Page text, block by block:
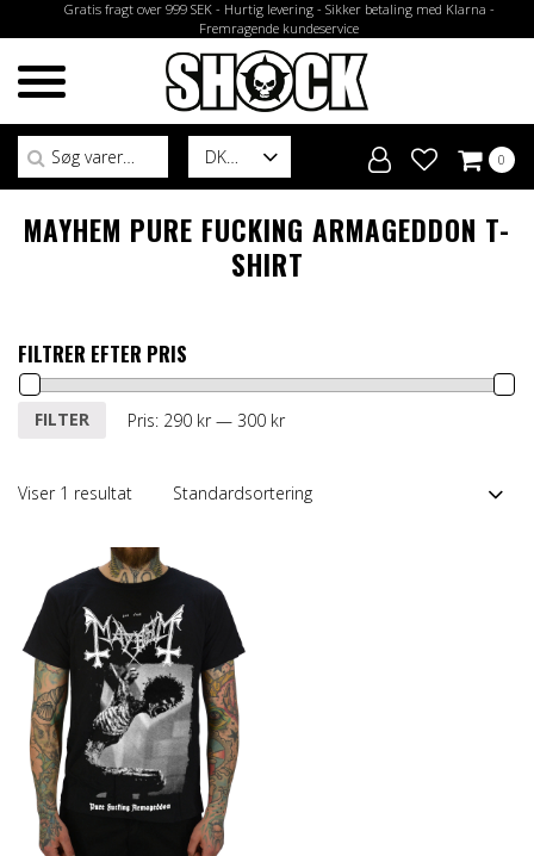
Gratis fragt over 999 SEK - Hurtig levering - Sikker betaling med Klarna -
Fremragende kundeservice
DK
Søg efter:
0
MAYHEM PURE FUCKING ARMAGEDDON T-
SHIRT
FILTRER EFTER PRIS
Mindste
Højeste
FILTER Pris: 290 kr— 300 kr
Viser 1 resultat